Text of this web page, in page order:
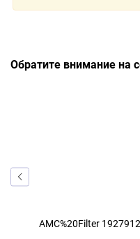
Обратите внимание на
AMC%20Filter